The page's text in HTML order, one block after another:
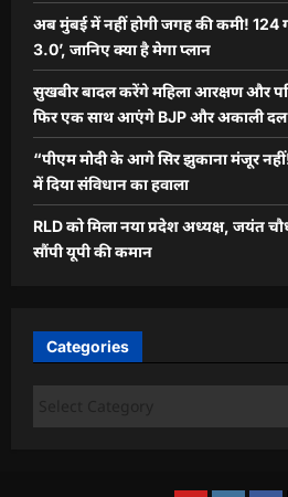
अब मुंबई में नहीं होगी जगह की कमी! 124
3.0’, जानिए क्या है मेगा प्लान
सुखबीर बादल करेंगे महिला आरक्षण और
फिर एक साथ आएंगे BJP और अकाली
“पीएम मोदी के आगे सिर झुकाना मंजूर
में दिया संविधान का हवाला
RLD को मिला नया प्रदेश अध्यक्ष, जयंत
सौंपी यूपी की कमान
Categories